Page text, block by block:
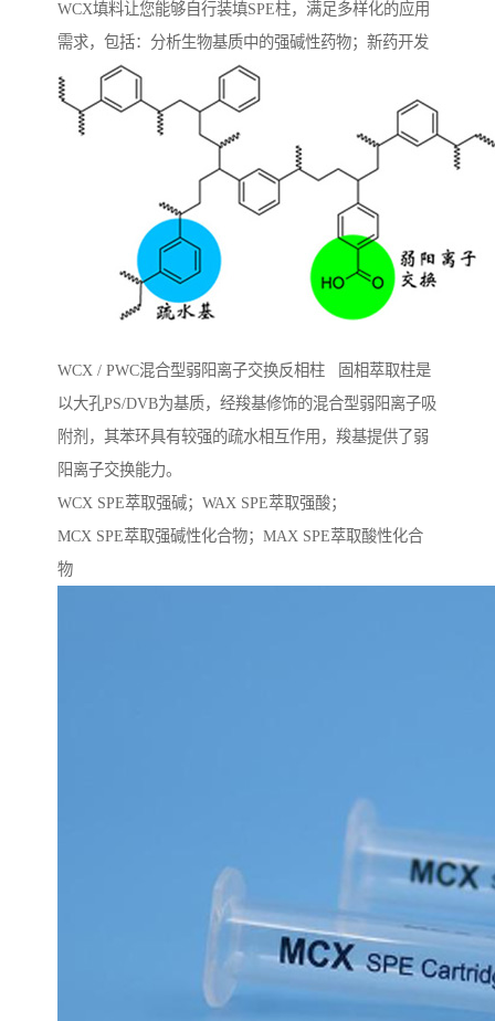
WCX填料让您能够自行装填SPE柱，满足多样化的应用
需求，包括：分析生物基质中的强碱性药物；新药开发
WCX / PWC混合型弱阳离子交换反相柱 固相萃取柱是
以大孔PS/DVB为基质，经羧基修饰的混合型弱阳离子吸
附剂，其苯环具有较强的疏水相互作用，羧基提供了弱
阳离子交换能力。
WCX SPE萃取强碱；WAX SPE萃取强酸；
MCX SPE萃取强碱性化合物；MAX SPE萃取酸性化合
物